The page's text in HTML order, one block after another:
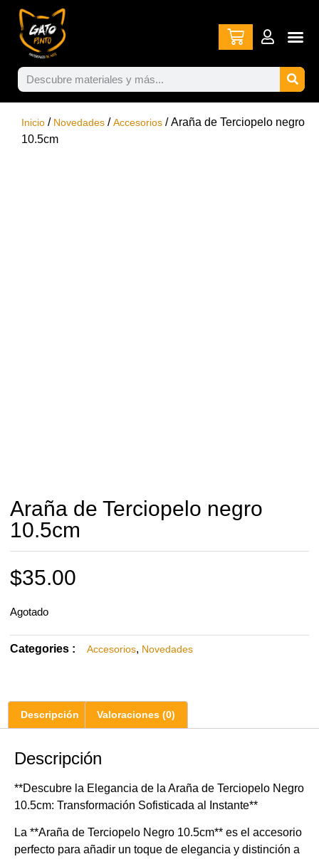
Inicio / Novedades /Accesorios / Araña de Terciopelo negro
10.5cm
Araña de Terciopelo negro
10.5cm
$35.00
Agotado
Categories : Accesorios, Novedades
Descripción Valoraciones (0)
Descripción
**Descubre la Elegancia de la Araña de Terciopelo Negro
10.5cm: Transformación Sofisticada al Instante**
La **Araña de Terciopelo Negro 10.5cm** es el accesorio
perfecto para añadir un toque de elegancia y distinción a